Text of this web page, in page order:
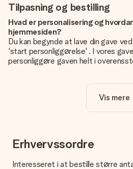
Tilpasning og bestilling
Hvad er personalisering og
hjemmesiden?
Du kan begynde at lave din gave
'start personliggørelse' . I vores
personliggøre gaven helt i
Er personalisering inkluderet i
Prisen der vises på hjemmesiden
Hvordan ved jeg, om mit billede
Vi vil være sikre på, at du er helt
Vis mere
Erhvervssordre
Interesseret i at bestille større